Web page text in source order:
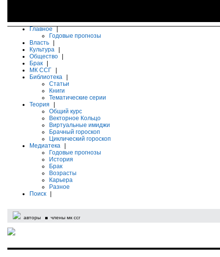
Главное
Годовые прогнозы
Власть
Культура
Общество
Брак
МК ССГ
Библиотека
Статьи
Книги
Тематические серии
Теория
Общий курс
Векторное Кольцо
Виртуальные имиджи
Брачный гороскоп
Циклический гороскоп
Медиатека
Годовые прогнозы
История
Брак
Возрасты
Карьера
Разное
Поиск
авторы члены мк ссг